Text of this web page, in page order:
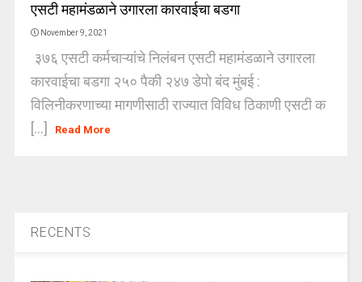
एसटी महामंडळाने उगारला कारवाईचा बडगा
November 9, 2021
३७६ एसटी कर्मचाऱ्यांचे निलंबन एसटी महामंडळाने उगारला
कारवाईचा बडगा २५० पैकी २४७ डेपो बंद मुंबई :
विलिनीकरणाच्या मागणीसाठी राज्यात विविध ठिकाणी एसटी क
[...]
Read More
RECENTS